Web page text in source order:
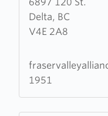
Delta, BC
V4E 2A8
about
Fraser
Valley
Church
1951